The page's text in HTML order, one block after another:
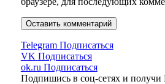
Telegram Подписаться
VK Подписаться
ok.ru Подписаться
Подпишись в соц-сетях и получи